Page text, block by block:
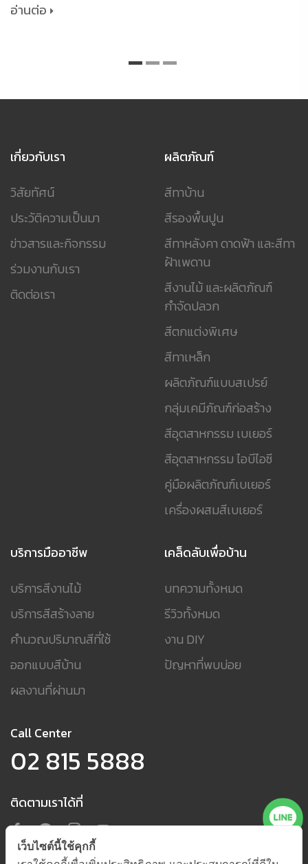
อ่านต่อ
เกี่ยวกับเรา
วิสัยทัศน์
ประวัติความเป็นมา
ข่าวสารและกิจกรรม
ร่วมงานกับเรา
ติดต่อเรา
ผลิตภัณฑ์
สีทาบ้าน
สีรองพื้นปูน
สีทาหลังคา ดาดฟ้า และสีทา
ฝ้าเพดาน
สีงานไม้ และผลิตภัณฑ์
กำจัดปลวก
สีตกแต่งพิเศษ
สีทาเหล็ก
ผลิตภัณฑ์แบบสเปรย์
กลุ่มเคมีภัณฑ์ก่อสร้าง
สีอุตสาหกรรม เบเยอร์
สีอุตสาหกรรม ไอบีไอซี
คู่มือผลิตภัณฑ์เบเยอร์
เครื่องผสมสีเบเยอร์
บริการมืออาชีพ
บริการสีงานไม้
บริการสีสร้างลาย
คำนวณปริมาณสีที่ใช้
ออกแบบสีบ้าน
ผลงานที่ผ่านมา
เคล็ดลับเพื่อบ้าน
บทความทั้งหมด
รีวิวทั้งหมด
งาน DIY
ปัญหาที่พบบ่อย
Call Center
02 815 5888
ติดตามเราได้ที่
เว็บไซต์นี้ใช้คุกกี้